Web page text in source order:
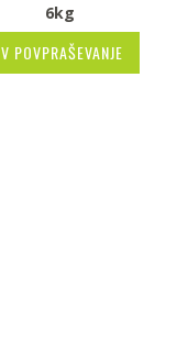
6kg
V POVPRAŠEVANJE